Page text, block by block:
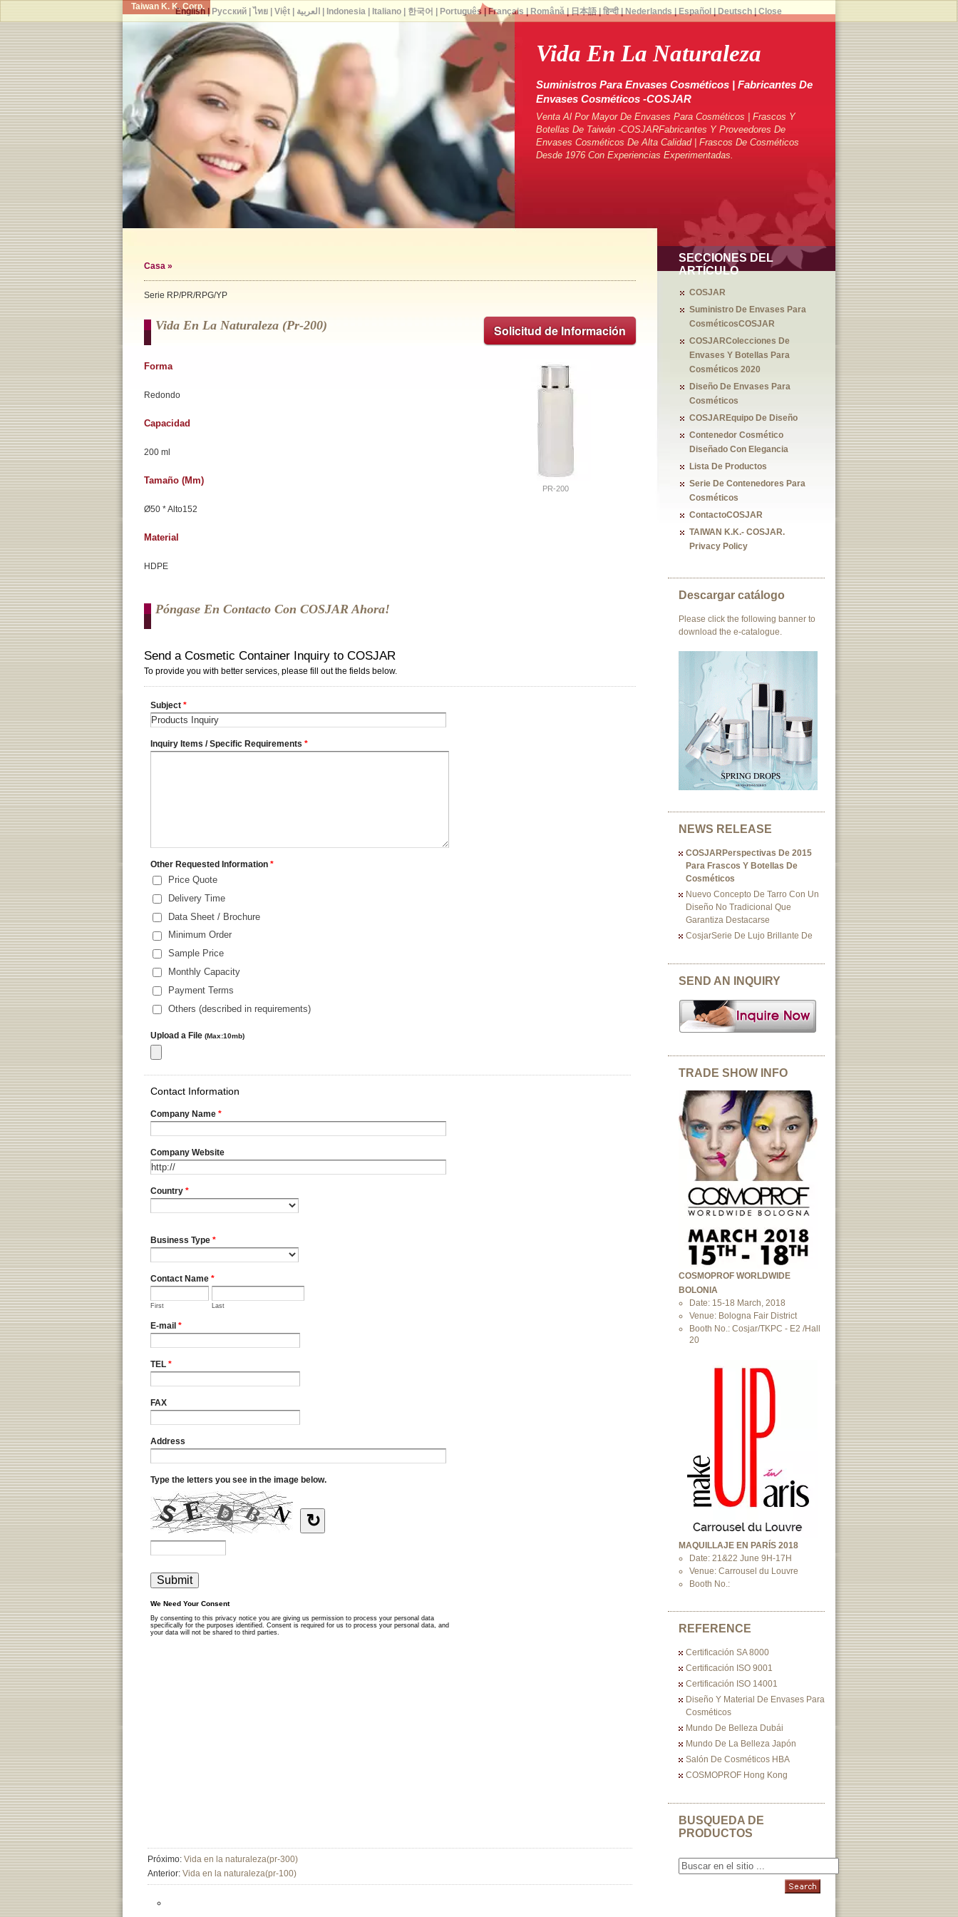
Taiwan K. K. Corp.
Vida En La Naturaleza
Suministros Para Envases Cosméticos | Fabricantes De
Envases Cosméticos -COSJAR
Venta Al Por Mayor De Envases Para Cosméticos | Frascos Y
Botellas De Taiwán -COSJARFabricantes Y Proveedores De
Envases Cosméticos De Alta Calidad | Frascos De Cosméticos
Desde 1976 Con Experiencias Experimentadas.
Casa »
Serie RP/PR/RPG/YP
Solicitud de Información
Vida En La Naturaleza (pr-200)
PR-200
Forma
Redondo
Capacidad
200 ml
Tamaño (mm)
Ø50 * Alto152
Material
HDPE
Póngase En Contacto Con COSJAR Ahora!
Próximo: Vida en la naturaleza(pr-300)
Anterior: Vida en la naturaleza(pr-100)
SECCIONES DEL
ARTÍCULO
COSJAR
Suministro De Envases Para
CosméticosCOSJAR
COSJARColecciones De
Envases Y Botellas Para
Cosméticos 2020
Diseño De Envases Para
Cosméticos
COSJAREquipo De Diseño
Contenedor Cosmético
Diseñado Con Elegancia
Lista De Productos
Serie De Contenedores Para
Cosméticos
ContactoCOSJAR
TAIWAN K.K.- COSJAR.
Privacy Policy
Descargar catálogo
Please click the following banner to
download the e-catalogue.
NEWS RELEASE
COSJARPerspectivas De 2015
Para Frascos Y Botellas De
Cosméticos
Nuevo Concepto De Tarro Con Un
Diseño No Tradicional Que
Garantiza Destacarse
CosjarSerie De Lujo Brillante De
SEND AN INQUIRY
TRADE SHOW INFO
COSMOPROF WORLDWIDE
BOLONIA
Date: 15-18 March, 2018
Venue: Bologna Fair District
Booth No.: Cosjar/TKPC - E2 /Hall
20
MAQUILLAJE EN PARÍS 2018
Date: 21&22 June 9H-17H
Venue: Carrousel du Louvre
Booth No.:
REFERENCE
Certificación SA 8000
Certificación ISO 9001
Certificación ISO 14001
Diseño Y Material De Envases Para
Cosméticos
Mundo De Belleza Dubái
Mundo De La Belleza Japón
Salón De Cosméticos HBA
COSMOPROF Hong Kong
BUSQUEDA DE
PRODUCTOS
English| Русский| ไทย| Việt| العربية Indonesia| Italiano| 한국어 Português Français Română| 日本語| हिन्दी| Nederlands Español Deutsch| Close